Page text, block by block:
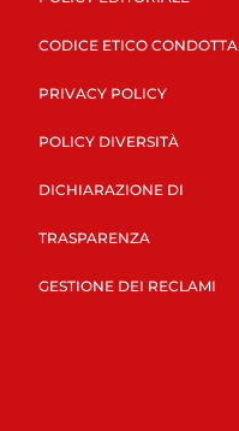
CODICE ETICO CONDOTTA
PRIVACY POLICY
POLICY DIVERSITÀ
DICHIARAZIONE DI
TRASPARENZA
GESTIONE DEI RECLAMI